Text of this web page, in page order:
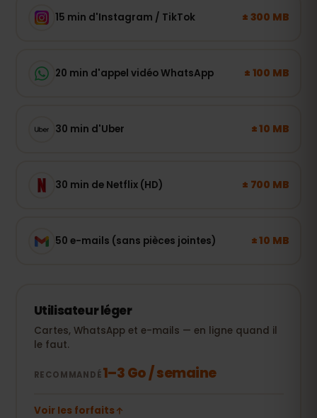
15 min d'Instagram / TikTok ± 300 MB
20 min d'appel vidéo WhatsApp ± 100 MB
30 min d'Uber ± 10 MB
30 min de Netflix (HD) ± 700 MB
50 e-mails (sans pièces jointes) ± 10 MB
Utilisateur léger
Cartes, WhatsApp et e-mails — en ligne quand il
le faut.
RECOMMANDÉ1–3 Go / semaine
Voir les forfaits